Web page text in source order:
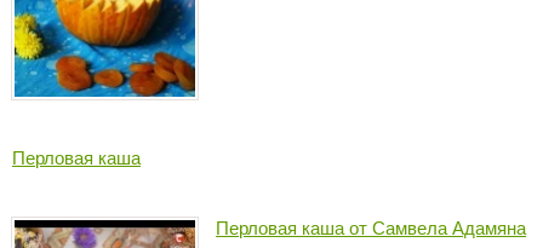
Перловая каша
Перловая каша от Самвела Адамяна